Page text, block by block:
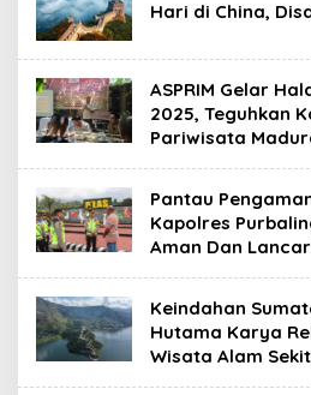
Hari di China,
ASPRIM Gelar
2025, Teguhkan
Pariwisata
Pantau
Kapolres
Aman Dan
Keindahan
Hutama Karya
Wisata Alam